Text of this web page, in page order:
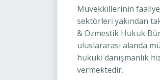
Müvekkillerinin
sektörleri yakından
& Özmestik Hukuk
uluslararası alanda
hukuki danışmanlık
vermektedir.